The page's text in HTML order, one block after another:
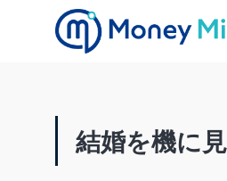
結婚を機に